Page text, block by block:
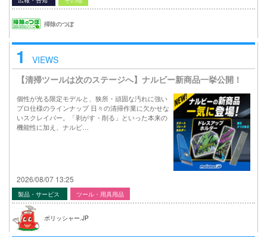
掃除のつぼ
1
VIEWS
【清掃ツールは次のステージへ】ナルビー新商品一挙公開！
個性が光る限定モデルと、狭所・頑固な汚れに強い
プロ仕様のラインナップ 日々の清掃作業に欠かせな
いスクレイパー。「剥がす・削る」といった本来の
機能性に加え、ナルビ…
2026/08/07 13:25
製品・サービス ツール・用具用品
ポリッシャー.JP